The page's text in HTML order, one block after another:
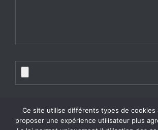
Ce site utilise différents types de cookies
proposer une expérience utilisateur plus